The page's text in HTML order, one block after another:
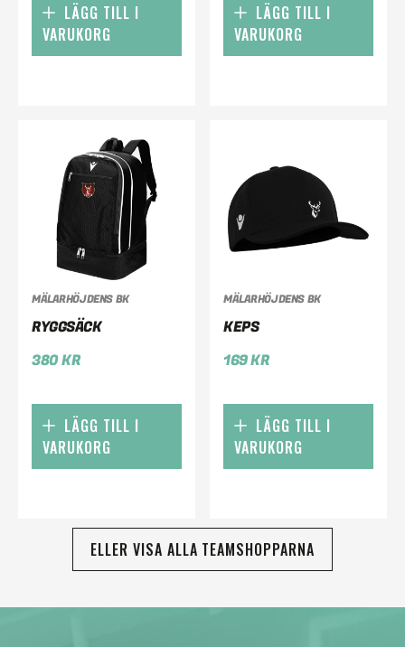
LÄGG TILL I
VARUKORG
LÄGG TILL I
VARUKORG
MÄLARHÖJDENS BK
RYGGSÄCK
380KR
LÄGG TILL I
VARUKORG
MÄLARHÖJDENS BK
KEPS
169KR
LÄGG TILL I
VARUKORG
ELLER VISA ALLA TEAMSHOPPARNA